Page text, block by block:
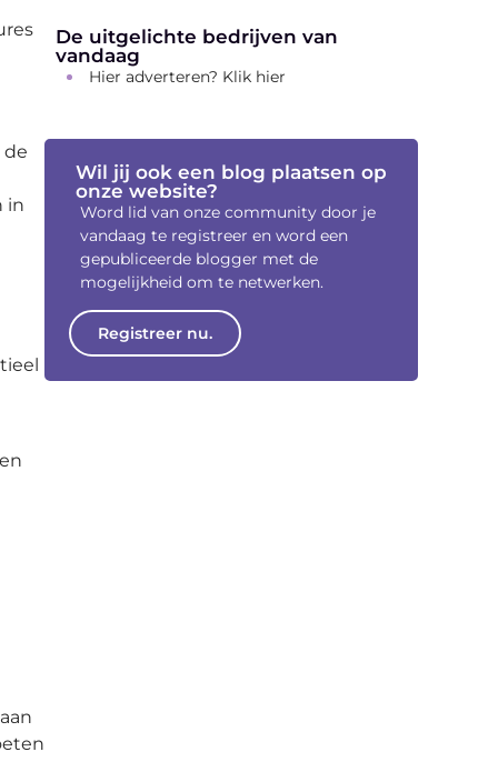
de
in
De uitgelichte bedrijven van
vandaag
Hier adverteren? Klik hier
Wil jij ook een blog plaatsen op
onze website?
Word lid van onze community door je
vandaag te registreer en word een
gepubliceerde blogger met de
mogelijkheid om te netwerken.
Registreer nu.